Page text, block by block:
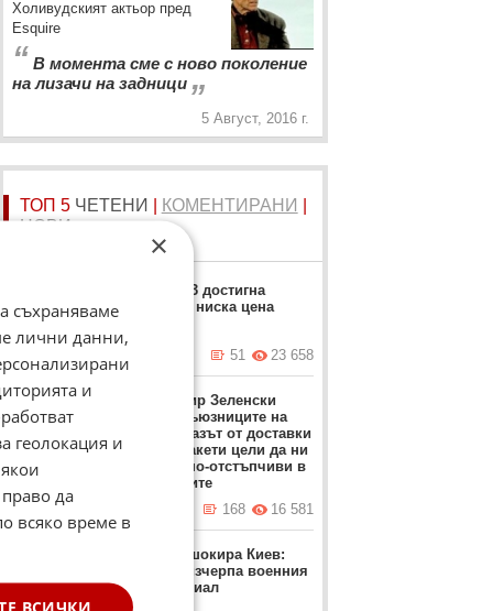
Холивудският актьор пред
Esquire
“ В момента сме с ново поколение
на лизачи на задници „
5 Август, 2016 г.
ТОП 5 ЧЕТЕНИ КОМЕНТИРАНИ
НОВИ
Москвич 3 достигна
рекордно ниска цена
23 658
51
Володимир Зеленски
обвини съюзниците на
Киев: Отказът от доставки
на ПВО ракети цели да ни
направи по-отстъпчиви в
преговорите
вчера в 12:37 ч.
16 581
168
Залужни шокира Киев:
Украйна изчерпа военния
си потенциал
×
съхраняваме
лични данни,
и
геолокация и
да
всяко време в
ВСИЧКИ